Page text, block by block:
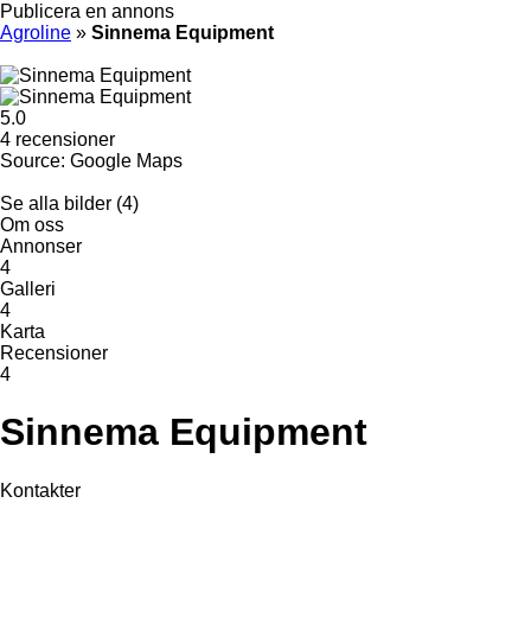
Publicera en annons
Agroline » Sinnema Equipment
5.0
4 recensioner
Source: Google Maps
Se alla bilder (4)
Om oss
Annonser
4
Galleri
4
Karta
Recensioner
4
Sinnema Equipment
Kontakter